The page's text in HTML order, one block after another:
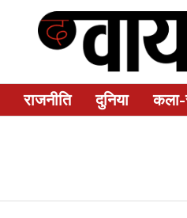
राजनीति दुनिया कला-